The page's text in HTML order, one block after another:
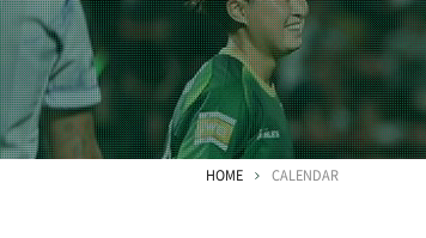
HOME CALENDAR